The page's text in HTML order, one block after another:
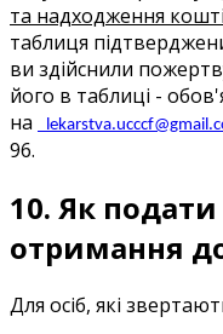
та надходження
таблиця
ви здійснили
його в таблиці -
на
96.
10. Як подати
отримання
Для осіб, які